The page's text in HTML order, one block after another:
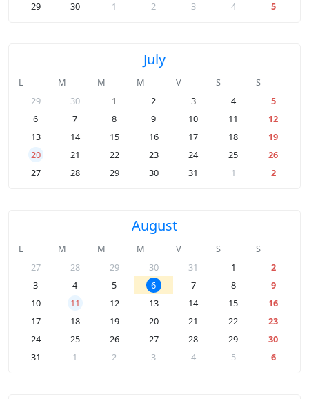
29 30 1 2 3 4 5
July
L M M M V S
S
29
30 1 2 3 4
5
6
7 8 9 10 11
12
13
14 15 16 17 18
19
20
21 22 23 24 25
26
27
28 29 30 31 1 2
August
L M M M V S
S
27
28 29 30 31 1
2
3
4 5 6 7 8
9
10
11 12 13 14 15
16
17
18 19 20 21 22
23
24
25 26 27 28 29
30
31
1 2 3 4 5 6